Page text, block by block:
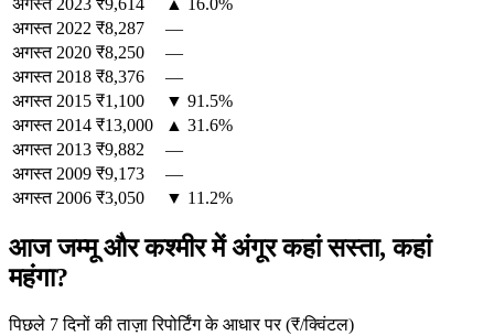
अगस्त 2023 ₹9,614
▲ 16.0%
अगस्त 2022 ₹8,287
—
अगस्त 2020 ₹8,250
—
अगस्त 2018 ₹8,376
—
अगस्त 2015 ₹1,100
▼ 91.5%
अगस्त 2014 ₹13,000
▲ 31.6%
अगस्त 2013 ₹9,882
—
अगस्त 2009 ₹9,173
—
अगस्त 2006 ₹3,050 ▼ 11.2%
आज जम्मू और कश्मीर में अंगूर कहां सस्ता, कहां
महंगा?
पिछले 7 दिनों की ताज़ा रिपोर्टिंग के आधार पर (₹/क्विंटल)